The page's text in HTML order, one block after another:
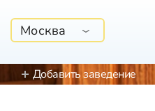
Москва
Добавить заведение